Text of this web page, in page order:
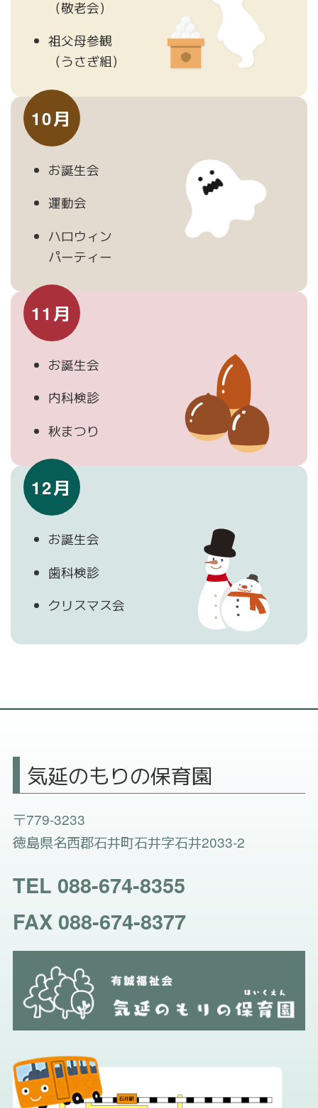
（敬老会）
祖父母参観
（うさぎ組）
10月
お誕生会
運動会
ハロウィン
パーティー
11月
お誕生会
内科検診
秋まつり
12月
お誕生会
歯科検診
クリスマス会
気延のもりの保育園
〒779-3233
徳島県名西郡石井町石井字石井2033-2
TEL 088-674-8355
FAX 088-674-8377